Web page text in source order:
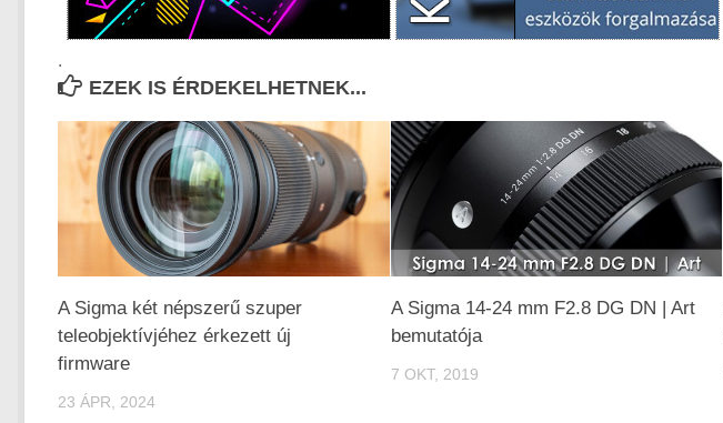
.
EZEK IS ÉRDEKELHETNEK...
A Sigma két népszerű szuper
teleobjektívjéhez érkezett új
firmware
23 ÁPR, 2024
A Sigma 14-24 mm F2.8 DG DN | Art
bemutatója
7 OKT, 2019